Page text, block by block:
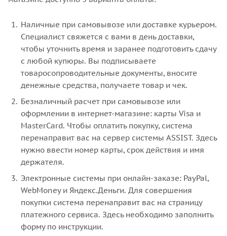
Наличные при самовывозе или доставке курьером.
Специалист свяжется с вами в день доставки,
чтобы уточнить время и заранее подготовить сдачу
с любой купюры. Вы подписываете
товаросопроводительные документы, вносите
денежные средства, получаете товар и чек.
Безналичный расчет при самовывозе или
оформлении в интернет-магазине: карты Visa и
MasterCard. Чтобы оплатить покупку, система
перенаправит вас на сервер системы ASSIST. Здесь
нужно ввести номер карты, срок действия и имя
держателя.
Электронные системы при онлайн-заказе: PayPal,
WebMoney и Яндекс.Деньги. Для совершения
покупки система перенаправит вас на страницу
платежного сервиса. Здесь необходимо заполнить
форму по инструкции.